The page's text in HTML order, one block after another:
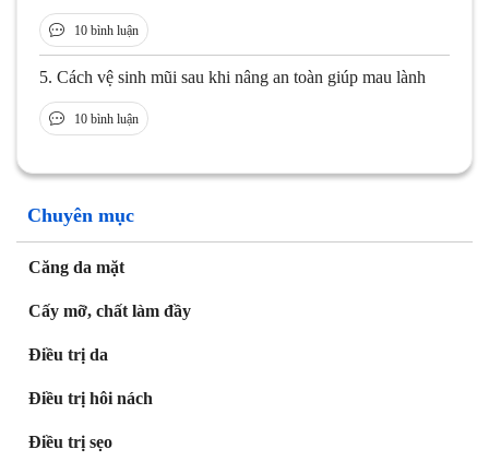
Chuyên mục
Căng da mặt
Cấy mỡ, chất làm đầy
Điều trị da
Điều trị hôi nách
Điều trị sẹo
10 bình luận
5. Cách vệ sinh mũi sau khi nâng an toàn giúp mau lành
10 bình luận